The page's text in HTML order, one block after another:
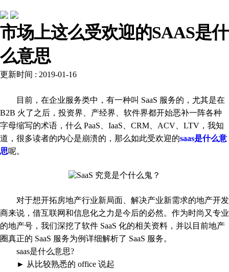
市场上这么受欢迎的SAAS是什
么意思
更新时间 : 2019-01-16
目前，在企业服务类中，有一种叫 SaaS 服务的，尤其是在
B2B 火了之后，投资界、产经界、软件界都开始恶补一阵各种
字母缩写的术语，什么 PaaS、IaaS、CRM、ACV、LTV，我知
道，很多读者的内心是崩溃的，那么如此受欢迎的saas是什么意
思呢。
对于想开拓房地产行业新局面、解决产业新需求的地产开发
商来说，借互联网和信息化之力是今后的必然。作为时尚又专业
的地产号，我们深挖了软件 SaaS 化的相关资料，并以目前地产
圈真正的 SaaS 服务为例详细解析了 SaaS 服务。
saas是什么意思?
► 从比较熟悉的 office 说起